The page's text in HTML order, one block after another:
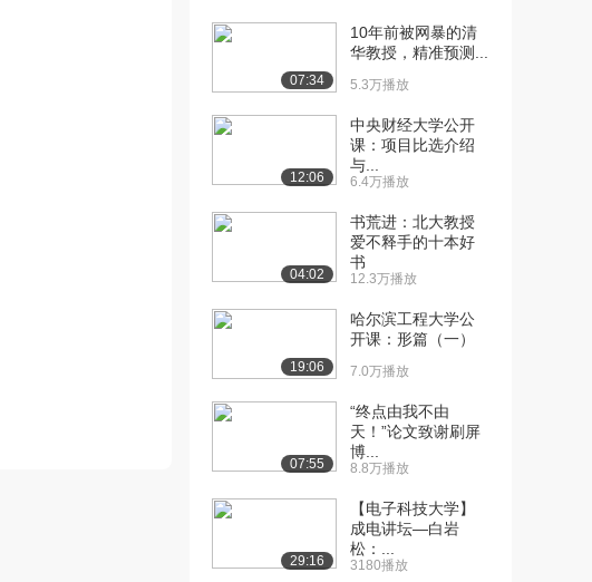
[10] 电子科技大学公开
课：作者及作品简介
05:30
[11] 电子科技大学公开
课：凶手是谁？为何...
08:19
[12] 电子科技大学公开
课： 罪魁恶首是谁...
07:07
课：形式技巧与主题
课：《简&#822...
课：故事情节梗概
[16] 电子科技大学公开
07:34
10年前被网暴的清
华教授，精准预测...
5.3万播放
12:06
中央财经大学公开
课：项目比选介绍
与...
6.4万播放
04:02
书荒进：北大教授
爱不释手的十本好
书
12.3万播放
19:06
哈尔滨工程大学公
开课：形篇（一）
7.0万播放
07:55
“终点由我不由
天！”论文致谢刷屏
博...
8.8万播放
29:16
【电子科技大学】
成电讲坛—白岩
松：...
3180播放